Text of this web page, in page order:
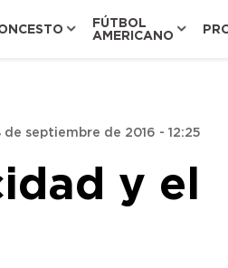
FÚTBOL
AMERICANO
de septiembre de 2016 - 12:25
y el